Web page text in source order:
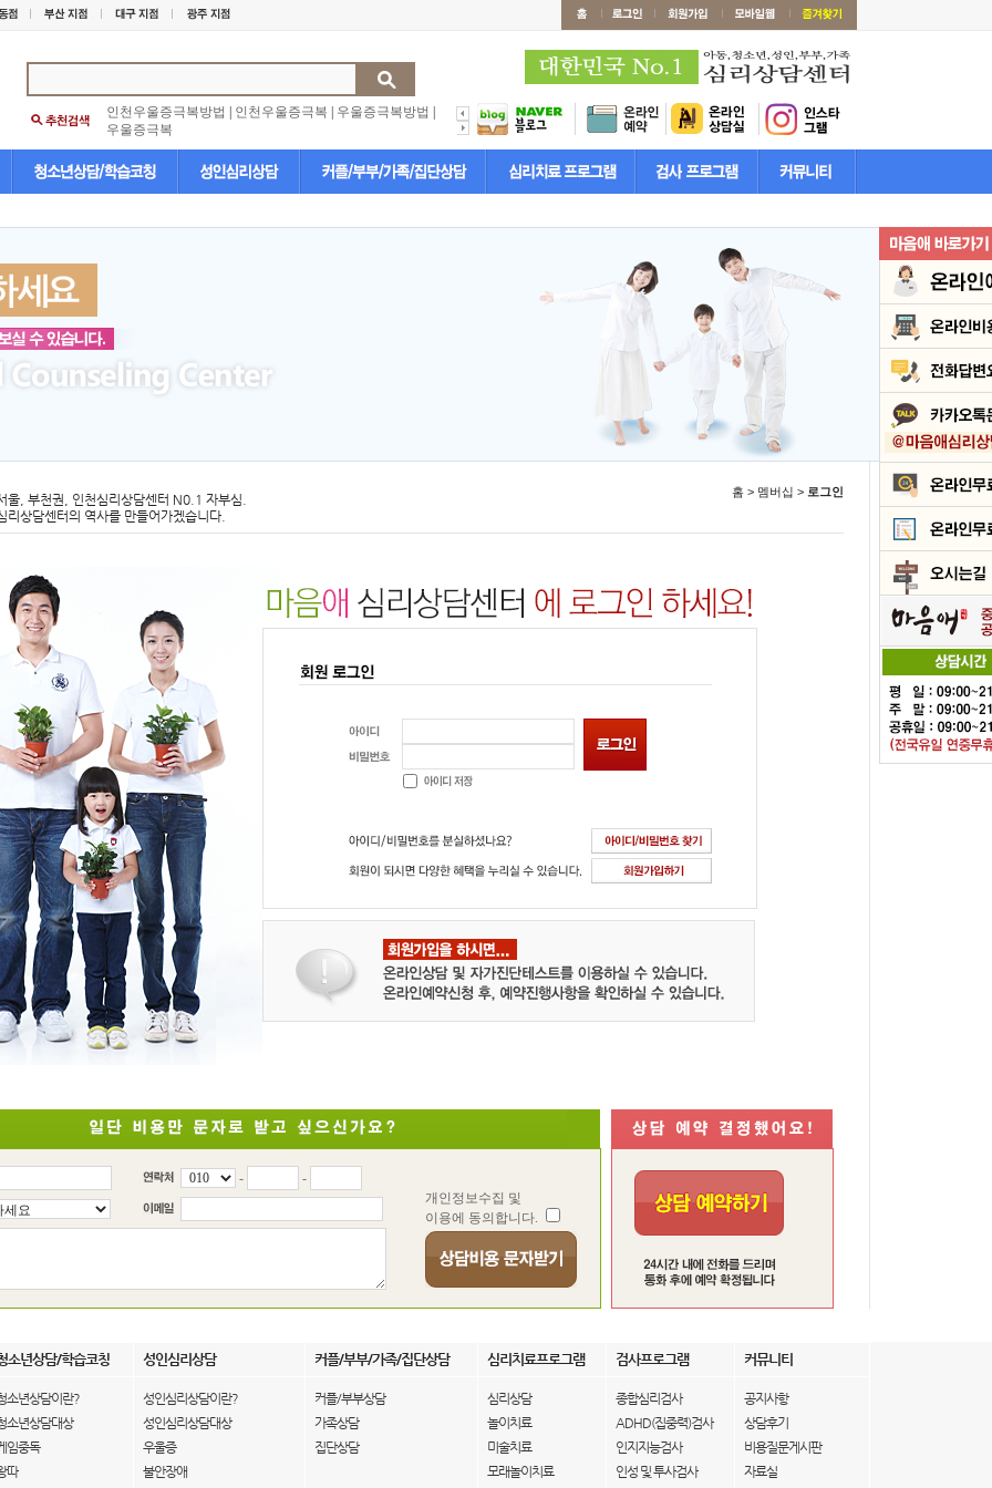
인천우울증극복방법 인천우울증극복 우울증극복방법
우울증극복
울, 부천권, 인천심리상담센터 N0.1 자부심.
리상담센터의 역사를 만들어가겠습니다.
홈 > 멤버십 > 로그인
-
-
개인정보수집 및
이용에 동의합니다.
소년상담/학습코칭 성인심리상담 커플/부부/가족/집단상담 심리치료프로그램 검사프로그램 커뮤니티
소년상담이란?
소년상담대상
임중독
따
성인심리상담이란?
성인심리상담대상
우울증
불안장애
커플/부부상담
가족상담
집단상담
심리상담
놀이치료
미술치료
모래놀이치료
종합심리검사
ADHD(집중력)검사
인지지능검사
인성 및 투사검사
공지사항
상담후기
비용질문게시판
자료실